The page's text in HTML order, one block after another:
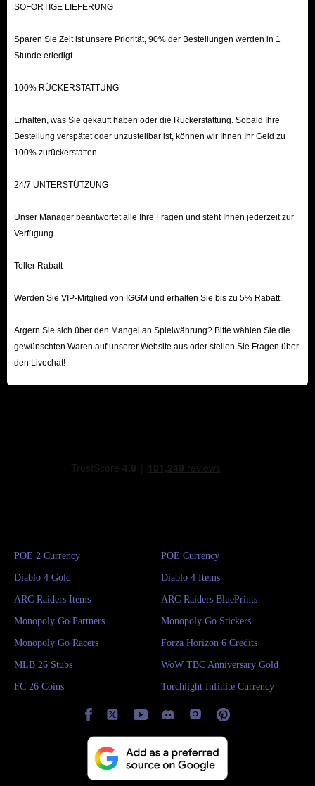
SOFORTIGE LIEFERUNG
Sparen Sie Zeit ist unsere Priorität, 90% der Bestellungen werden in 1
Stunde erledigt.
100% RÜCKERSTATTUNG
Erhalten, was Sie gekauft haben oder die Rückerstattung. Sobald Ihre
Bestellung verspätet oder unzustellbar ist, können wir Ihnen Ihr Geld zu
100% zurückerstatten.
24/7 UNTERSTÜTZUNG
Unser Manager beantwortet alle Ihre Fragen und steht Ihnen jederzeit zur
Verfügung.
Toller Rabatt
Werden Sie VIP-Mitglied von IGGM und erhalten Sie bis zu 5% Rabatt.
Ärgern Sie sich über den Mangel an Spielwährung? Bitte wählen Sie die
gewünschten Waren auf unserer Website aus oder stellen Sie Fragen über
den Livechat!
POE 2 Currency POE Currency
Diablo 4 Gold Diablo 4 Items
ARC Raiders Items ARC Raiders BluePrints
Monopoly Go Partners Monopoly Go Stickers
Monopoly Go Racers Forza Horizon 6 Credits
MLB 26 Stubs WoW TBC Anniversary Gold
FC 26 Coins Torchlight Infinite Currency